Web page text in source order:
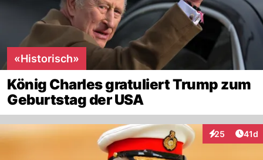
«Historisch»
König Charles gratuliert Trump zum
Geburtstag der USA
25
Interaktionen
41d